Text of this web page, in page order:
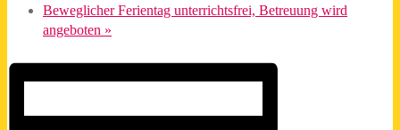
Beweglicher Ferientag unterrichtsfrei, Betreuung wird
angeboten »